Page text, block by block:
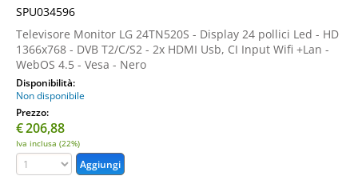
SPU034596
Televisore Monitor LG 24TN520S - Display 24 pollici Led - HD
1366x768 - DVB T2/C/S2 - 2x HDMI Usb, CI Input Wifi +Lan -
WebOS 4.5 - Vesa - Nero
Disponibilità:
Non disponibile
Prezzo:
€206,88
Iva inclusa (22%)